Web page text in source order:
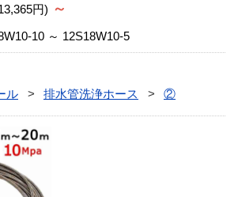
円) ～
10 ～ 12S18W10-5
ル
排水管洗浄ホース ②